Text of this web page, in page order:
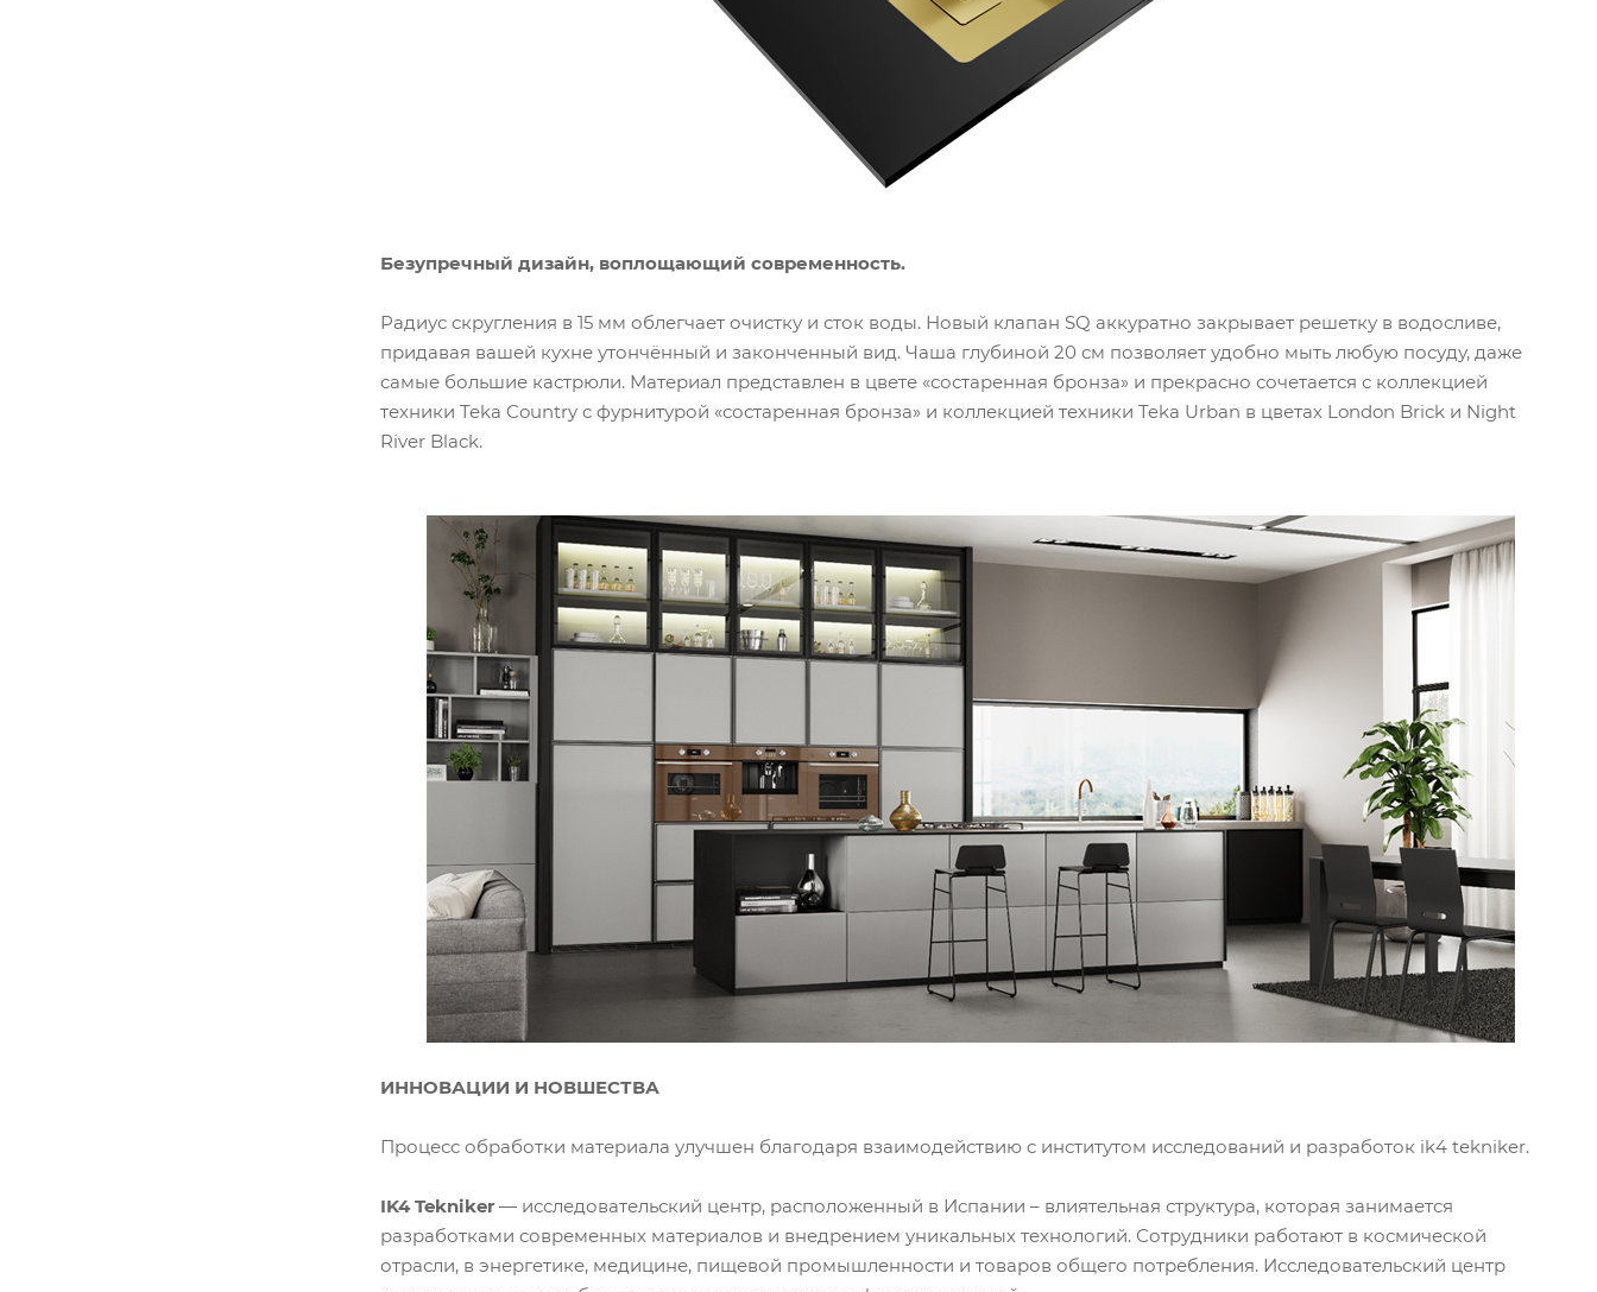
Безупречный дизайн, воплощающий современность.
Радиус скругления в 15 мм облегчает очистку и сток воды. Новый клапан SQ аккуратно закрывает решетку в водосливе,
придавая вашей кухне утончённый и законченный вид. Чаша глубиной 20 см позволяет удобно мыть любую посуду, даже
самые большие кастрюли. Материал представлен в цвете «состаренная бронза» и прекрасно сочетается с коллекцией
техники Teka Country c фурнитурой «состаренная бронза» и коллекцией техники Teka Urban в цветах London Brick и Night
River Black.
ИННОВАЦИИ И НОВШЕСТВА
Процесс обработки материала улучшен благодаря взаимодействию c институтом исследований и разработок ik4 tekniker.
IK4 Tekniker — исследовательский центр, расположенный в Испании – влиятельная структура, которая занимается
разработками современных материалов и внедрением уникальных технологий. Сотрудники работают в космической
отрасли, в энергетике, медицине, пищевой промышленности и товаров общего потребления. Исследовательский центр